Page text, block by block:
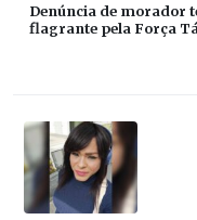
Denúncia de morador
flagrante pela Força